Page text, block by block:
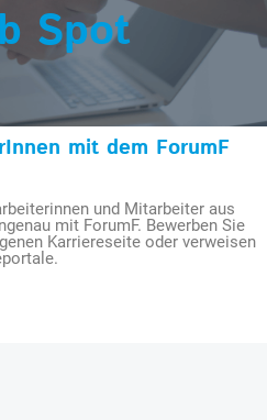
Spot
mit dem ForumF
und Mitarbeiter aus
mit ForumF. Bewerben Sie
Karriereseite oder verweisen